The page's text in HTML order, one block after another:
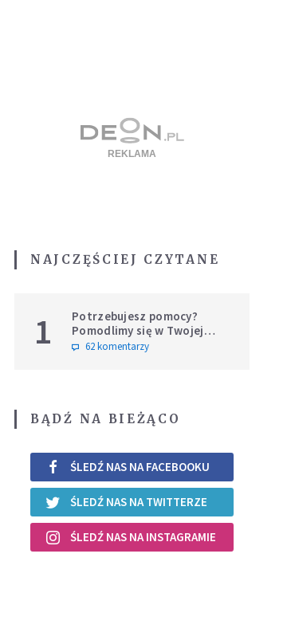
NAJCZĘŚCIEJ CZYTANE
1
Potrzebujesz pomocy?
Pomodlimy się w Twojej
intencji
62 komentarzy
BĄDŹ NA BIEŻĄCO
ŚLEDŹ NAS NA FACEBOOKU
ŚLEDŹ NAS NA TWITTERZE
ŚLEDŹ NAS NA INSTAGRAMIE